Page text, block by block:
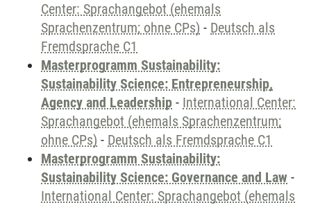
Center: Sprachangebot (ehemals
Sprachenzentrum; ohne CPs) - Deutsch als
Fremdsprache C1
Masterprogramm Sustainability:
Sustainability Science: Entrepreneurship,
Agency and Leadership - International Center:
Sprachangebot (ehemals Sprachenzentrum;
ohne CPs) - Deutsch als Fremdsprache C1
Masterprogramm Sustainability:
Sustainability Science: Governance and Law -
International Center: Sprachangebot (ehemals